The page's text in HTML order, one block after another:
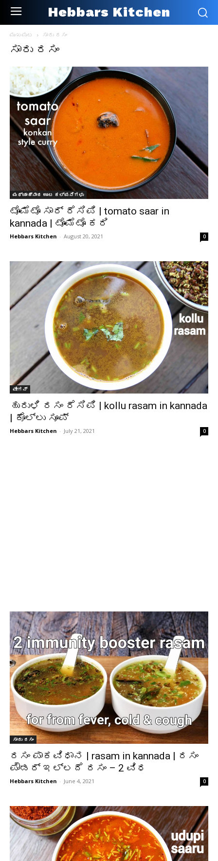
Hebbars Kitchen
ಮುಖಪುಟ ಸಾರು ರಸಂ
ಸಾರು ರಸಂ
ಮಧ್ಯಾಹ್ನಾದ ಊಟ ಕಲ್ಪನೆಗಳು
ಟೊಮೆಟೊ ಸಾರ್ ರೆಸಿಪಿ | tomato saar in
kannada | ಟೊಮೆಟೊ ಕರಿ
Hebbars Kitchen - August 20, 2021 0
ವೇಗನ್
ಹುರುಳಿ ರಸಂ ರೆಸಿಪಿ | kollu rasam in kannada
| ಕೊಲ್ಲು ಸೂಪ್
Hebbars Kitchen - July 21, 2021 0
ಸಾರು ರಸಂ
ರಸಂ ಪಾಕವಿಧಾನ | rasam in kannada | ರಸಂ
ಪೌಡರ್ ಇಲ್ಲದೆ ರಸಂ – 2 ವಿಧ
Hebbars Kitchen - June 4, 2021 0